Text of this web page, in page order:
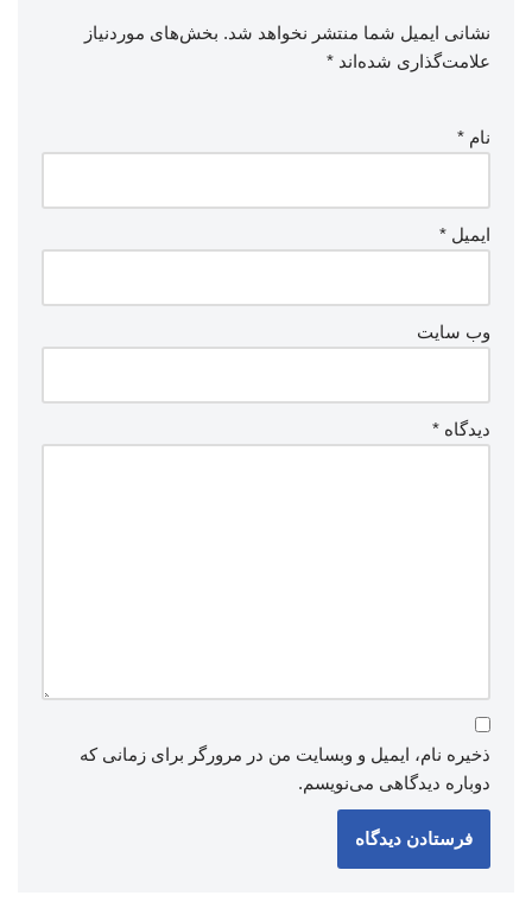
نشانی ایمیل شما منتشر نخواهد شد. بخش‌های موردنیاز
علامت‌گذاری شده‌اند *
نام *
ایمیل *
وب‌ سایت
دیدگاه *
ذخیره نام، ایمیل و وبسایت من در مرورگر برای زمانی که
دوباره دیدگاهی می‌نویسم.